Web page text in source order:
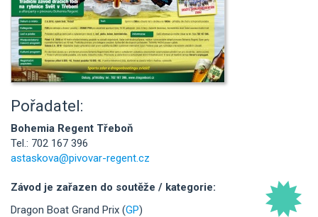
Pořadatel:
Bohemia Regent Třeboň
Tel.: 702 167 396
astaskova@pivovar-regent.cz
Závod je zařazen do soutěže / kategorie:
Dragon Boat Grand Prix (GP)